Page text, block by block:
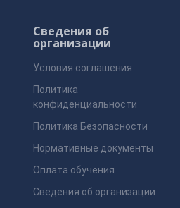
Сведения об
организации
Условия соглашения
Политика
конфиденциальности
Политика Безопасности
Нормативные документы
Оплата обучения
Сведения об организации